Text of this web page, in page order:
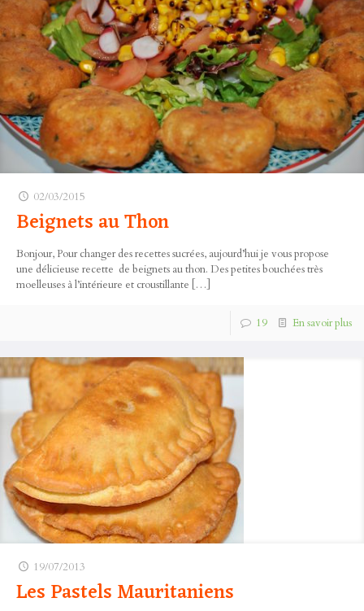
02/03/2015
Beignets au Thon
Bonjour, Pour changer des recettes sucrées, aujourd’hui je vous propose
une délicieuse recette de beignets au thon. Des petites bouchées très
moelleuses à l’intérieure et croustillante […]
19 En savoir plus
19/07/2013
Les Pastels Mauritaniens